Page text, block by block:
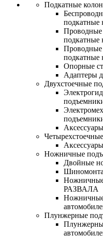
Подкатные
подкатные
Проводные
подкатные
Проводные
подкатные
Опорные
Адаптеры
Двухстоечные
Аксессуары
Аксессуары
Ножничные
Двойные
РАЗВАЛА
Ножничные
Плунжерные